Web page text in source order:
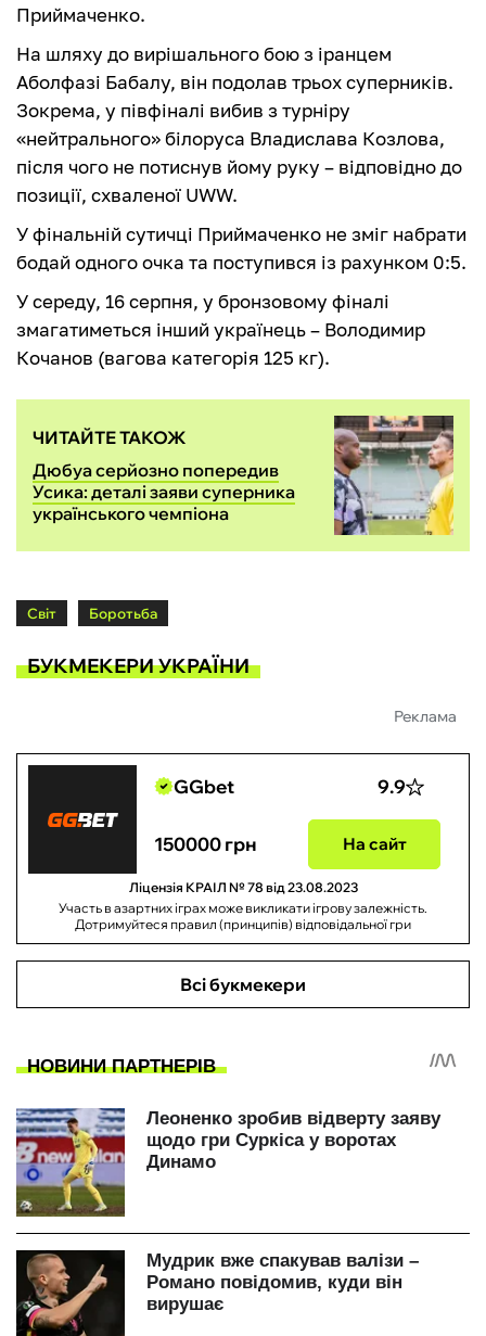
Приймаченко.
На шляху до вирішального бою з іранцем
Аболфазі Бабалу, він подолав трьох суперників.
Зокрема, у півфіналі вибив з турніру
«нейтрального» білоруса Владислава Козлова,
після чого не потиснув йому руку – відповідно до
позиції, схваленої UWW.
У фінальній сутичці Приймаченко не зміг набрати
бодай одного очка та поступився із рахунком 0:5.
У середу, 16 серпня, у бронзовому фіналі
змагатиметься інший українець – Володимир
Кочанов (вагова категорія 125 кг).
ЧИТАЙТЕ ТАКОЖ
Дюбуа серйозно попередив
Усика: деталі заяви суперника
українського чемпіона
Світ Боротьба
БУКМЕКЕРИ УКРАЇНИ
Реклама
GGbet 9.9
150000 грн На сайт
Ліцензія КРАІЛ № 78 від 23.08.2023
Участь в азартних іграх може викликати ігрову залежність.
Дотримуйтеся правил (принципів) відповідальної гри
Всі букмекери